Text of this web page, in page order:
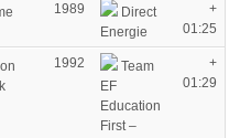
1989
Direct
Energie
+
01:25
1992
Team
EF
Education
First –
+
01:29